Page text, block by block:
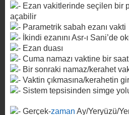
Ezan vakitlerinde seçilen bir
açabilir
Parametrik sabah ezanı vakti
İkindi ezanını Asr-ı Sani’de
Ezan duası
Cuma namazı vaktine bir
Bir sonraki namaz/kerahet
Vaktin çıkmasına/kerahetin
Sistem tepsisinden simge
Gerçek-zaman Ay/Yeryüzü/